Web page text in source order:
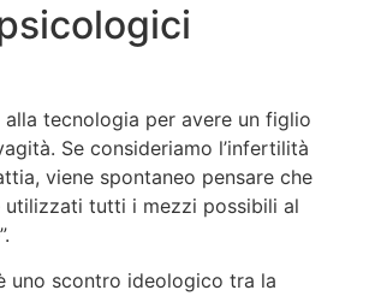
alla tecnologia per avere un figlio
Se consideriamo l’infertilità
viene spontaneo pensare che
utilizzati tutti i mezzi possibili al
uno scontro ideologico tra la